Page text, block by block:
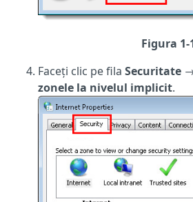
Figura 1-
Faceți clic pe fila Securitate
zonele la nivelul implicit.